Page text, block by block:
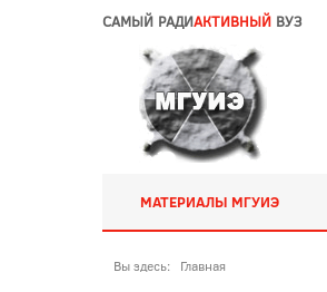
САМЫЙ РАДИАКТИВНЫЙ ВУЗ
МАТЕРИАЛЫ МГУИЭ
Вы здесь: Главная